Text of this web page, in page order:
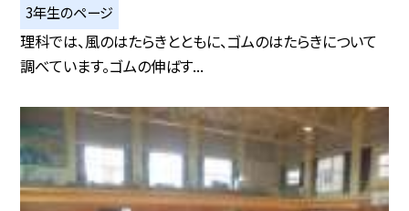
3年生のページ
理科では、風のはたらきとともに、ゴムのはたらきについて
調べています。ゴムの伸ばす...